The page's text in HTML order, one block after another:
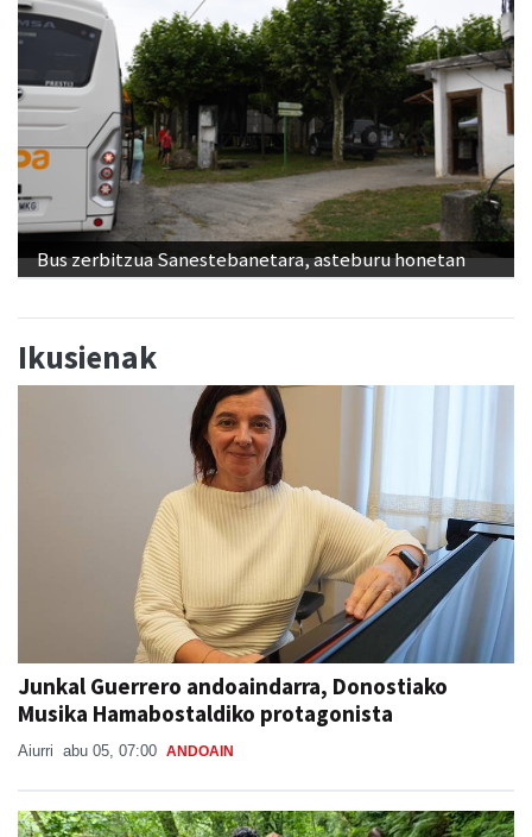
Bus zerbitzua Sanestebanetara, asteburu honetan
Ikusienak
Junkal Guerrero andoaindarra, Donostiako
Musika Hamabostaldiko protagonista
Aiurri abu 05, 07:00 ANDOAIN